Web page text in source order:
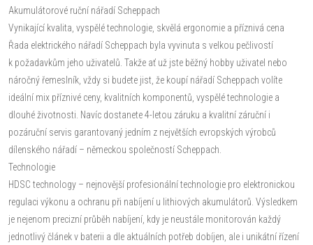
Akumulátorové ruční nářadí Scheppach
Vynikající kvalita, vyspělé technologie, skvělá ergonomie a příznivá cena
Řada elektrického nářadí Scheppach byla vyvinuta s velkou pečlivostí
k požadavkům jeho uživatelů. Takže ať už jste běžný hobby uživatel nebo
náročný řemeslník, vždy si budete jist, že koupí nářadí Scheppach volíte
ideální mix příznivé ceny, kvalitních komponentů, vyspělé technologie a
dlouhé životnosti. Navíc dostanete 4-letou záruku a kvalitní záruční i
pozáruční servis garantovaný jedním z největších evropských výrobců
dílenského nářadí – německou společností Scheppach.
Technologie
HDSC technology – nejnovější profesionální technologie pro elektronickou
regulaci výkonu a ochranu při nabíjení u lithiových akumulátorů. Výsledkem
je nejenom precizní průběh nabíjení, kdy je neustále monitorován každý
jednotlivý článek v baterii a dle aktuálních potřeb dobíjen, ale i unikátní řízení